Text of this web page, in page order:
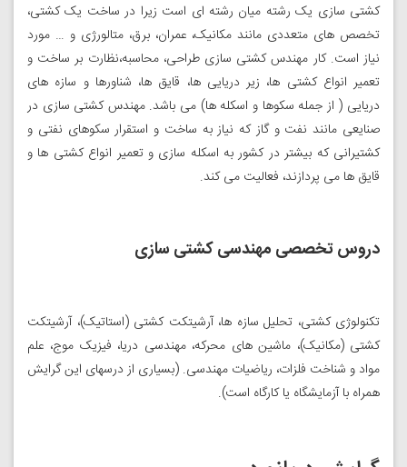
کشتی سازی یک رشته میان رشته ای است زیرا در ساخت یک کشتی،
تخصص های متعددی مانند مکانیک، عمران، برق، متالورژی و … مورد
نیاز است. کار مهندس کشتی سازی طراحی، محاسبه،نظارت بر ساخت و
تعمیر انواع کشتی ها، زیر دریایی ها، قایق ها، شناورها و سازه های
دریایی ( از جمله سکوها و اسکله ها) می باشد. مهندس کشتی سازی در
صنایعی مانند نفت و گاز که نیاز به ساخت و استقرار سکوهای نفتی و
کشتیرانی که بیشتر در کشور به اسکله سازی و تعمیر انواع کشتی ها و
قایق ها می پردازند، فعالیت می کند.
دروس تخصصی مهندسی کشتی سازی
تکنولوژی کشتی، تحلیل سازه ها، آرشیتکت کشتی (استاتیک)، آرشیتکت
کشتی (مکانیک)، ماشین های محرکه، مهندسی دریا، فیزیک موج، علم
مواد و شناخت فلزات، ریاضیات مهندسی. (بسیاری از درسهای این گرایش
همراه با آزمایشگاه یا کارگاه است).